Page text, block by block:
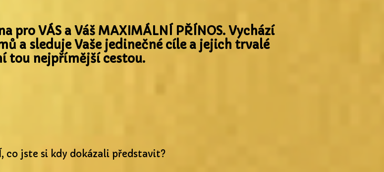
pro VÁS a Váš MAXIMÁLNÍ PŘÍNOS. Vychází
a sleduje Vaše jedinečné cíle a jejich trvalé
tou nejpřímější cestou.
co jste si kdy dokázali představit?